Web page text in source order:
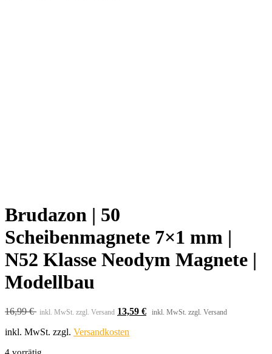
Brudazon | 50
Scheibenmagnete 7×1 mm |
N52 Klasse Neodym Magnete |
Modellbau
16,99€ inkl. MwSt. zzgl. Versand 13,59 € inkl. MwSt. zzgl. Versand
inkl. MwSt. zzgl. Versandkosten